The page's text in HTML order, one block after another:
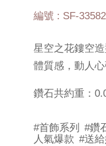
編號 : SF-33582
星空之花鏤空
體質感，動人心
鑽石共約重：
#首飾系列 #鑽
人氣爆款 #送